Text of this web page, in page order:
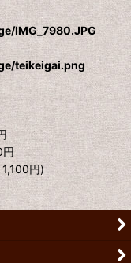
IMG_7980.JPG
teikeigai.png
円
円)